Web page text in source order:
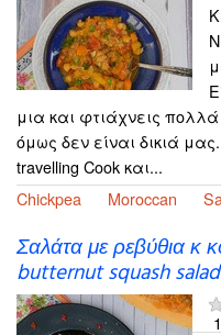
μια και φτιάχνεις
όμως δεν είναι δικιά
travelling Cook και...
Chickpea
Moroccan
Σαλάτα με ρεβύθια κ
butternut squash salad